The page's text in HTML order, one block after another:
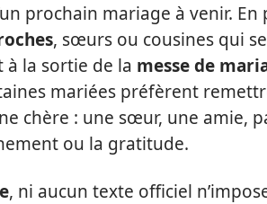
prochain mariage à venir.
, sœurs ou cousines qui
la sortie de la messe de
mariées préfèrent
chère : une sœur, une amie,
ou la gratitude.
, ni aucun texte officiel